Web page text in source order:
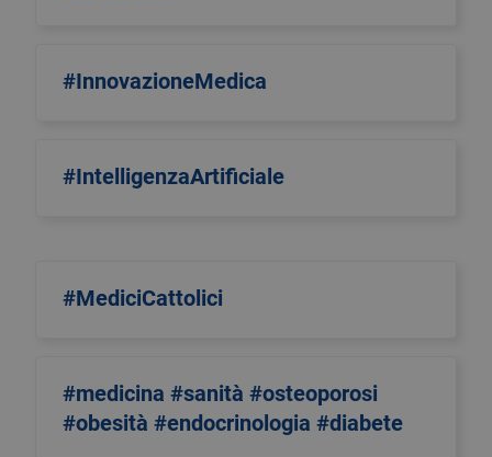
#InnovazioneMedica
#IntelligenzaArtificiale
#MediciCattolici
#medicina #sanità #osteoporosi
#obesità #endocrinologia #diabete